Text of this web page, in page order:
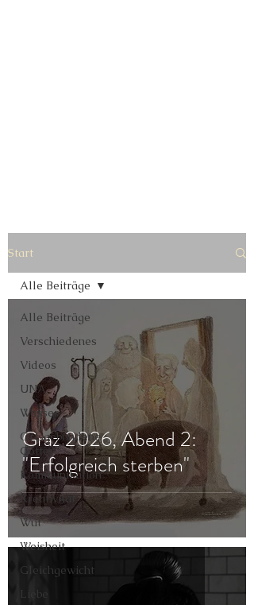
Start
Alle Beiträge
Verschiedenes
Videos
UNA
Wasser
Ortsgebundene
Götter
Kommunikation
Kreativität
Wut
Weisheit
Gleichgewicht
Liebe
Alle Beiträge
Graz 2026, Abend 2:
"Erfolgreich sterben"